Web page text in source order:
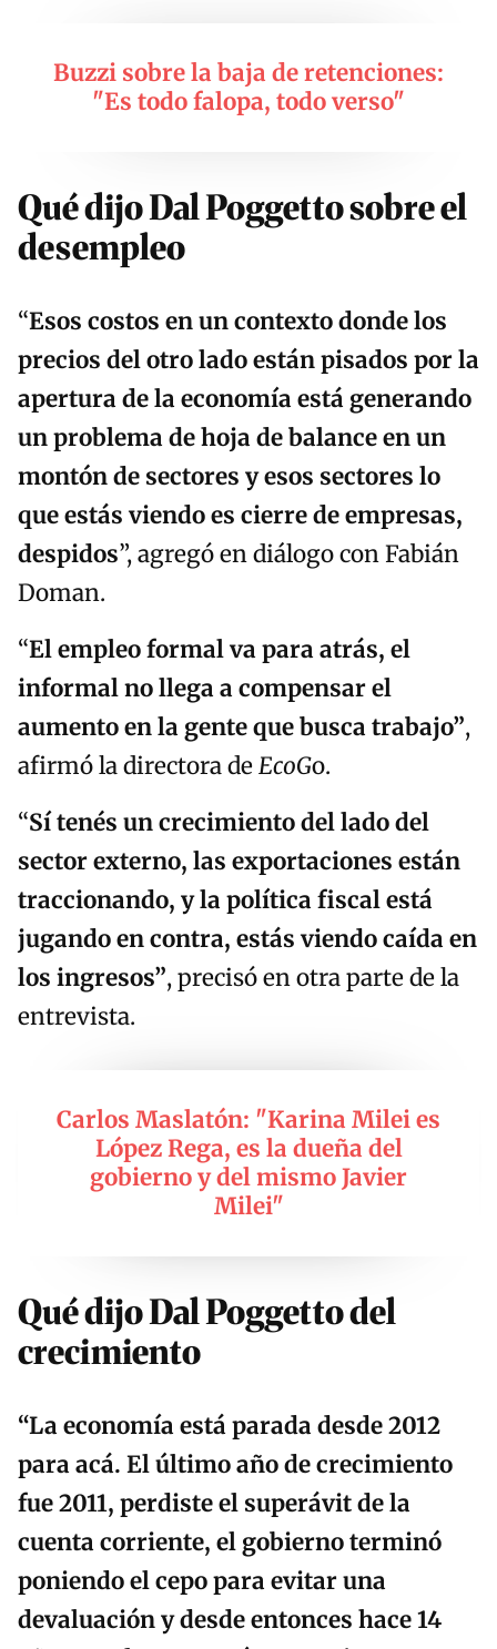
Buzzi sobre la baja de retenciones:
"Es todo falopa, todo verso"
Qué dijo Dal Poggetto sobre el
desempleo
“Esos costos en un contexto donde los
precios del otro lado están pisados por la
apertura de la economía está generando
un problema de hoja de balance en un
montón de sectores y esos sectores lo
que estás viendo es cierre de empresas,
despidos”, agregó en diálogo con Fabián
Doman.
“El empleo formal va para atrás, el
informal no llega a compensar el
aumento en la gente que busca trabajo”,
afirmó la directora deEcoGo.
“Sí tenés un crecimiento del lado del
sector externo, las exportaciones están
traccionando, y la política fiscal está
jugando en contra, estás viendo caída en
los ingresos”, precisó en otra parte de la
entrevista.
Carlos Maslatón: "Karina Milei es
López Rega, es la dueña del
gobierno y del mismo Javier
Milei"
Qué dijo Dal Poggetto del
crecimiento
“La economía está parada desde 2012
para acá. El último año de crecimiento
fue 2011, perdiste el superávit de la
cuenta corriente, el gobierno terminó
poniendo el cepo para evitar una
devaluación y desde entonces hace 14